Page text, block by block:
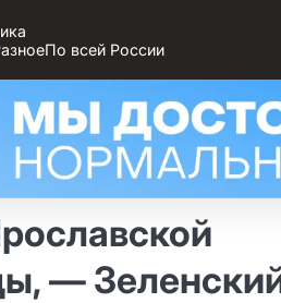
По всей России
—